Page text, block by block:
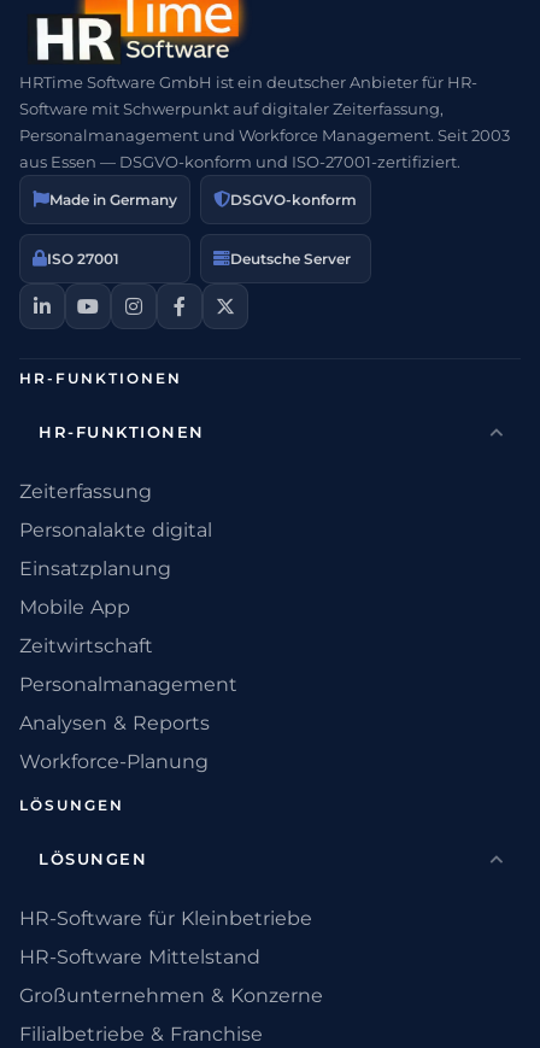
HRTime Software GmbH ist ein deutscher Anbieter für HR-
Software mit Schwerpunkt auf digitaler Zeiterfassung,
Personalmanagement und Workforce Management. Seit 2003
aus Essen — DSGVO-konform und ISO-27001-zertifiziert.
Made in Germany DSGVO-konform
ISO 27001 Deutsche Server
HR-FUNKTIONEN
HR-FUNKTIONEN
Zeiterfassung
Personalakte digital
Einsatzplanung
Mobile App
Zeitwirtschaft
Personalmanagement
Analysen & Reports
Workforce-Planung
LÖSUNGEN
LÖSUNGEN
HR-Software für Kleinbetriebe
HR-Software Mittelstand
Großunternehmen & Konzerne
Filialbetriebe & Franchise